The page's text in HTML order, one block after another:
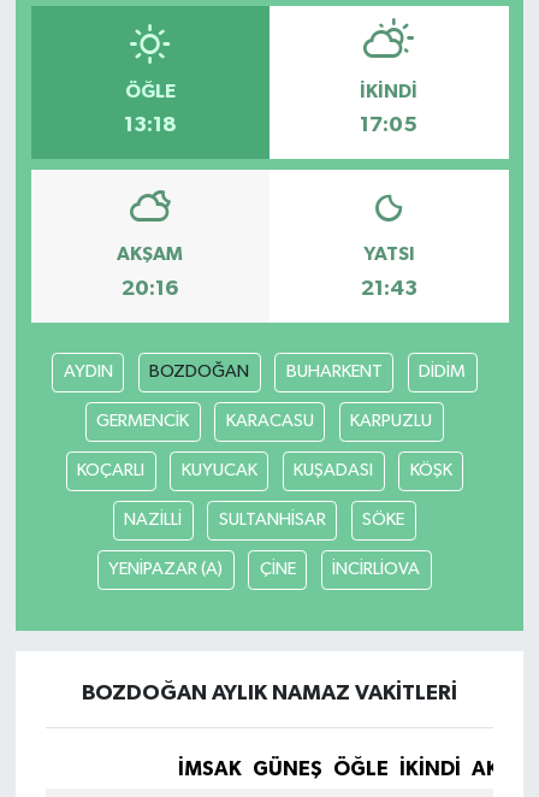
ÖĞLE
13:18
İKINDI
17:05
AKŞAM
20:16
YATSI
21:43
AYDIN BOZDOĞAN BUHARKENT DİDİM
GERMENCİK KARACASU KARPUZLU
KOÇARLI KUYUCAK KUŞADASI KÖŞK
NAZİLLİ SULTANHİSAR SÖKE
YENİPAZAR (A) ÇİNE İNCİRLİOVA
BOZDOĞAN AYLIK NAMAZ VAKITLERI
İMSAK GÜNEŞ ÖĞLE İKINDI